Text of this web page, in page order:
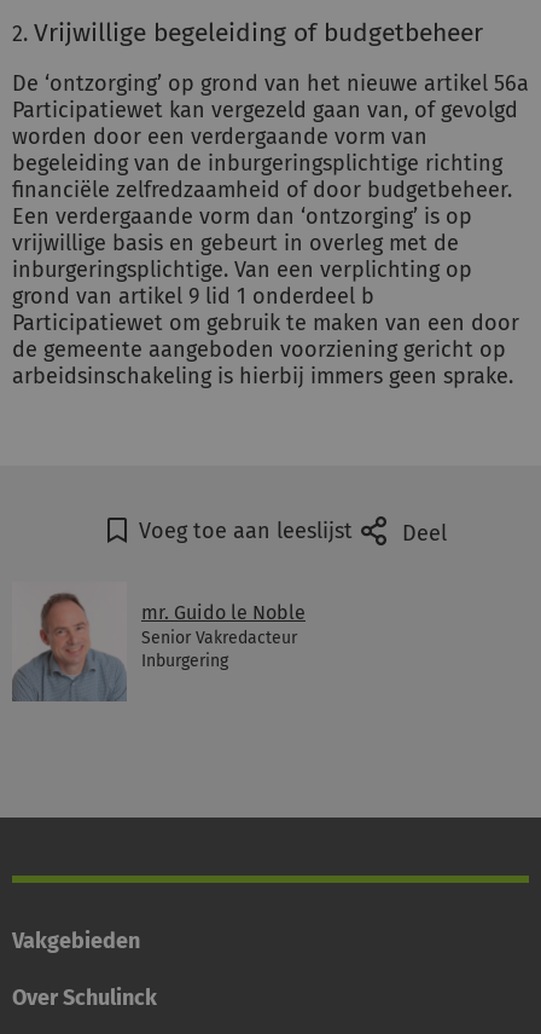
Vrijwillige begeleiding of budgetbeheer
De ‘ontzorging’ op grond van het nieuwe artikel 56a
Participatiewet kan vergezeld gaan van, of gevolgd
worden door een verdergaande vorm van
begeleiding van de inburgeringsplichtige richting
financiële zelfredzaamheid of door budgetbeheer.
Een verdergaande vorm dan ‘ontzorging’ is op
vrijwillige basis en gebeurt in overleg met de
inburgeringsplichtige. Van een verplichting op
grond van artikel 9 lid 1 onderdeel b
Participatiewet om gebruik te maken van een door
de gemeente aangeboden voorziening gericht op
arbeidsinschakeling is hierbij immers geen sprake.
Voeg toe aan leeslijst Deel
mr. Guido le Noble
Senior Vakredacteur
Inburgering
Vakgebieden
Over Schulinck